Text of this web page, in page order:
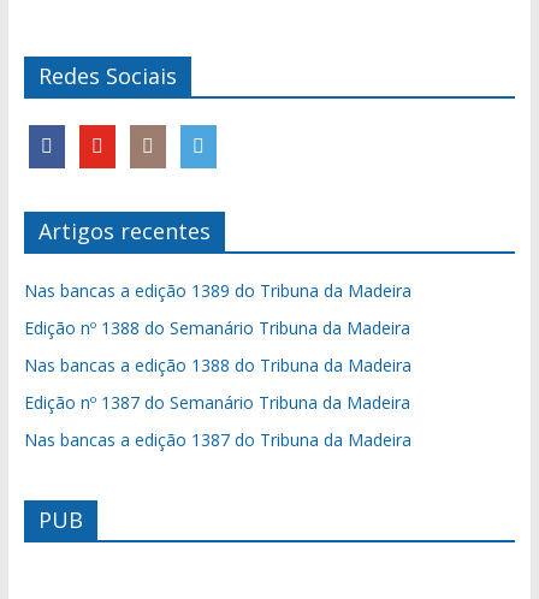
Redes Sociais
Artigos recentes
Nas bancas a edição 1389 do Tribuna da Madeira
Edição nº 1388 do Semanário Tribuna da Madeira
Nas bancas a edição 1388 do Tribuna da Madeira
Edição nº 1387 do Semanário Tribuna da Madeira
Nas bancas a edição 1387 do Tribuna da Madeira
PUB